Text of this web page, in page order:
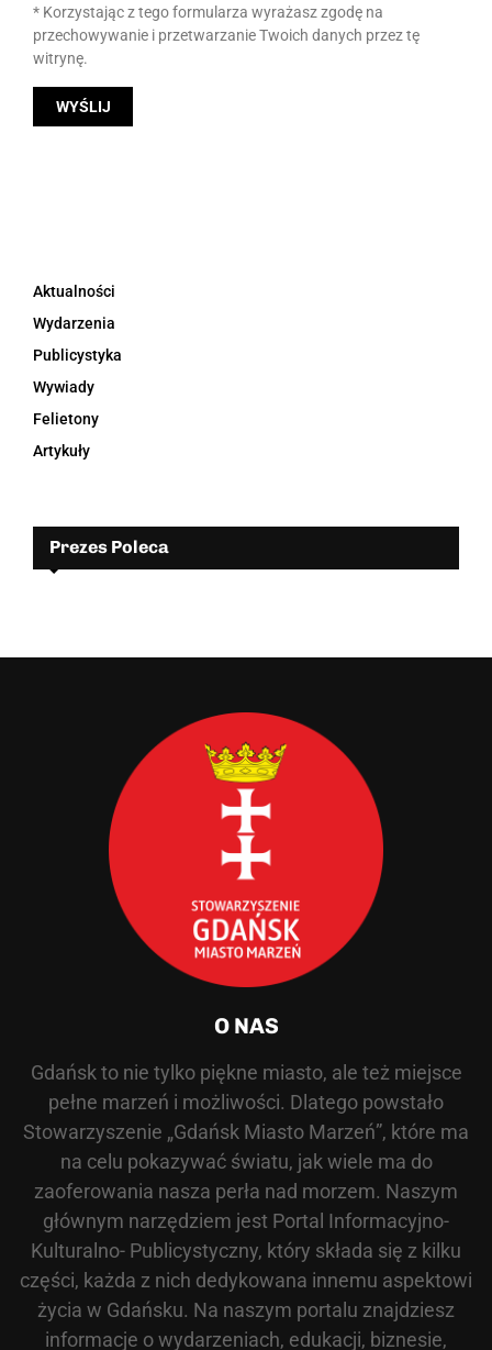
* Korzystając z tego formularza wyrażasz zgodę na
przechowywanie i przetwarzanie Twoich danych przez tę
witrynę.
Aktualności
Wydarzenia
Publicystyka
Wywiady
Felietony
Artykuły
Prezes Poleca
O NAS
Gdańsk to nie tylko piękne miasto, ale też miejsce
pełne marzeń i możliwości. Dlatego powstało
Stowarzyszenie „Gdańsk Miasto Marzeń”, które ma
na celu pokazywać światu, jak wiele ma do
zaoferowania nasza perła nad morzem. Naszym
głównym narzędziem jest Portal Informacyjno-
Kulturalno- Publicystyczny, który składa się z kilku
części, każda z nich dedykowana innemu aspektowi
życia w Gdańsku. Na naszym portalu znajdziesz
informacje o wydarzeniach, edukacji, biznesie,